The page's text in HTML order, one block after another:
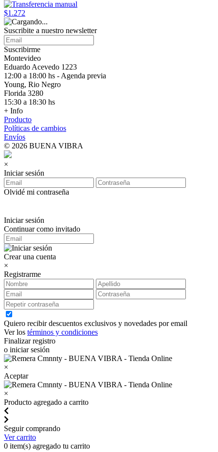
$1.272
Suscribite a nuestro newsletter
Suscribirme
Montevideo
Eduardo Acevedo 1223
12:00 a 18:00 hs - Agenda previa
Young, Rio Negro
Florida 3280
15:30 a 18:30 hs
+ Info
Producto
Políticas de cambios
Envíos
© 2026 BUENA VIBRA
×
Iniciar sesión
Olvidé mi contraseña
Iniciar sesión
Continuar como invitado
Crear una cuenta
×
Registrarme
Quiero recibir descuentos exclusivos y novedades por email
Ver los términos y condiciones
Finalizar registro
o iniciar sesión
×
Aceptar
×
Producto agregado a carrito
Seguir comprando
Ver carrito
0 item(s) agregado tu carrito